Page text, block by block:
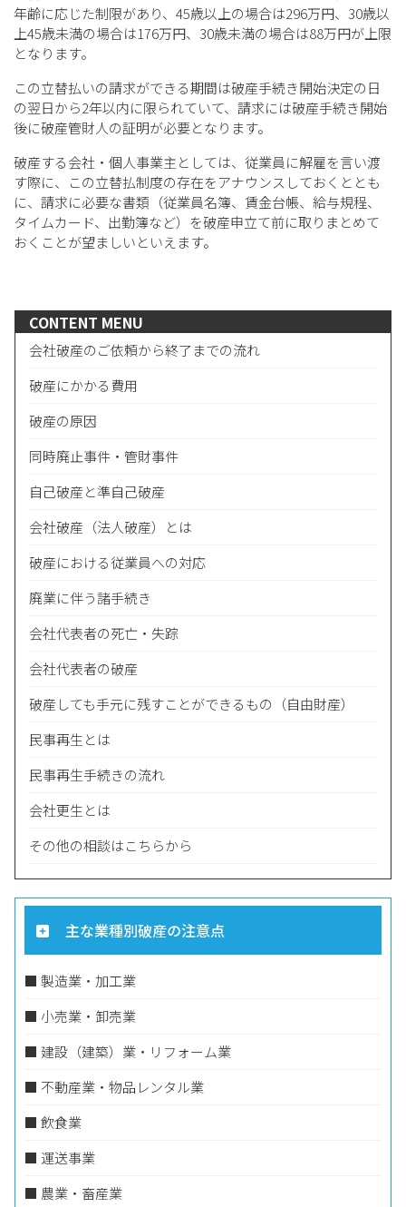
年齢に応じた制限があり、45歳以上の場合は296万円、30歳以
上45歳未満の場合は176万円、30歳未満の場合は88万円が上限
となります。
この立替払いの請求ができる期間は破産手続き開始決定の日
の翌日から2年以内に限られていて、請求には破産手続き開始
後に破産管財人の証明が必要となります。
破産する会社・個人事業主としては、従業員に解雇を言い渡
す際に、この立替払制度の存在をアナウンスしておくととも
に、請求に必要な書類（従業員名簿、賃金台帳、給与規程、
タイムカード、出勤簿など）を破産申立て前に取りまとめて
おくことが望ましいといえます。
CONTENT MENU
会社破産のご依頼から終了までの流れ
破産にかかる費用
破産の原因
​​同時廃止事件・管財事件
自己破産と準自己破産
会社破産（法人破産）とは
破産における従業員への対応
廃業に伴う諸手続き
会社代表者の死亡・失踪
会社代表者の破産
破産しても手元に残すことができるもの（自由財産）
民事再生とは
民事再生手続きの流れ
会社更生とは
その他の相談はこちらから
主な業種別破産の注意点
■ 製造業・加工業
■ 小売業・卸売業
​​​■ 建設（建築）業・リフォーム業
■ 不動産業・物品レンタル業
​​​■ 飲食業
​​■ 運送事業
■ ​​農業・畜産業